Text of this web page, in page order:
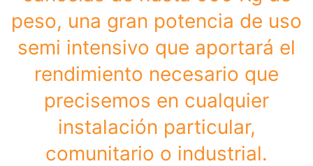
peso, una gran potencia de uso
semi intensivo que aportará el
rendimiento necesario que
precisemos en cualquier
instalación particular,
comunitario o industrial.